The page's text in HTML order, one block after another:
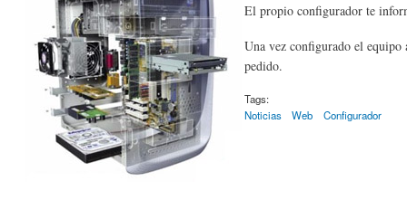
El propio configurador te
Una vez configurado el
pedido.
Tags:
Noticias
Web Configurador